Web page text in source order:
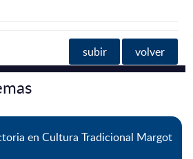
subir volver
en Cultura Tradicional Margot